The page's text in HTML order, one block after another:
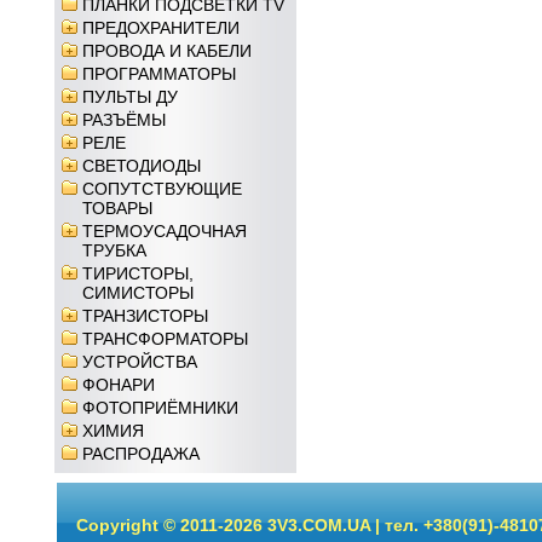
ПЛАНКИ ПОДСВЕТКИ TV
ПРЕДОХРАНИТЕЛИ
ПРОВОДА И КАБЕЛИ
ПРОГРАММАТОРЫ
ПУЛЬТЫ ДУ
РАЗЪЁМЫ
РЕЛЕ
СВЕТОДИОДЫ
СОПУТСТВУЮЩИЕ
ТОВАРЫ
ТЕРМОУСАДОЧНАЯ
ТРУБКА
ТИРИСТОРЫ,
СИМИСТОРЫ
ТРАНЗИСТОРЫ
ТРАНСФОРМАТОРЫ
УСТРОЙСТВА
ФОНАРИ
ФОТОПРИЁМНИКИ
ХИМИЯ
РАСПРОДАЖА
Copyright © 2011-2026 3V3.COM.UA | тел. +380(91)-